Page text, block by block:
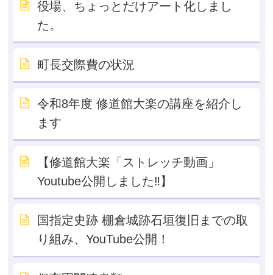
役場、ちょっとだけアート化しまし
た。
町長交際費の状況
令和8年度 修道館大楽の講座を紹介し
ます
【修道館大楽「ストレッチ動画」
Youtube公開しました‼】
国指定史跡 棚倉城跡石垣復旧までの取
り組み、YouTube公開！